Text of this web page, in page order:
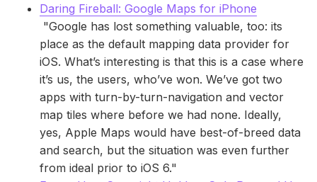
Daring Fireball: Google Maps for iPhone
"Google has lost something valuable, too: its
place as the default mapping data provider for
iOS. What’s interesting is that this is a case where
it’s us, the users, who’ve won. We’ve got two
apps with turn-by-turn-navigation and vector
map tiles where before we had none. Ideally,
yes, Apple Maps would have best-of-breed data
and search, but the situation was even further
from ideal prior to iOS 6."